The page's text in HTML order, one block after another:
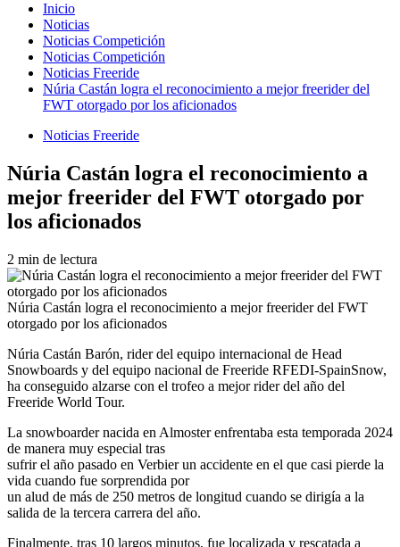
Inicio
Noticias
Noticias Competición
Noticias Competición
Noticias Freeride
Núria Castán logra el reconocimiento a mejor freerider del
FWT otorgado por los aficionados
Noticias Freeride
Núria Castán logra el reconocimiento a
mejor freerider del FWT otorgado por
los aficionados
2 min de lectura
Núria Castán logra el reconocimiento a mejor freerider del FWT
otorgado por los aficionados
Núria Castán Barón, rider del equipo internacional de Head
Snowboards y del equipo nacional de Freeride RFEDI-SpainSnow,
ha conseguido alzarse con el trofeo a mejor rider del año del
Freeride World Tour.
La snowboarder nacida en Almoster enfrentaba esta temporada 2024
de manera muy especial tras
sufrir el año pasado en Verbier un accidente en el que casi pierde la
vida cuando fue sorprendida por
un alud de más de 250 metros de longitud cuando se dirigía a la
salida de la tercera carrera del año.
Finalmente, tras 10 largos minutos, fue localizada y rescatada a